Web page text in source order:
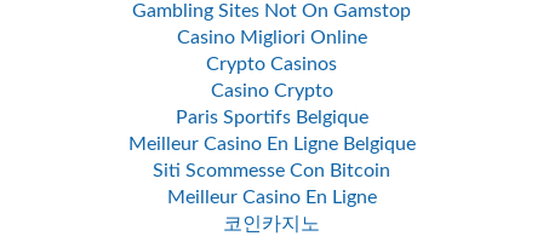
Gambling Sites Not On Gamstop
Casino Migliori Online
Crypto Casinos
Casino Crypto
Paris Sportifs Belgique
Meilleur Casino En Ligne Belgique
Siti Scommesse Con Bitcoin
Meilleur Casino En Ligne
코인카지노